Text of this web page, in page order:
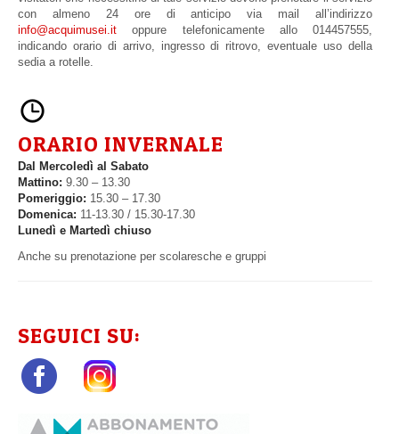
con almeno 24 ore di anticipo via mail all’indirizzo
info@acquimusei.it oppure telefonicamente allo 014457555,
indicando orario di arrivo, ingresso di ritrovo, eventuale uso della
sedia a rotelle.
ORARIO INVERNALE
Dal Mercoledì al Sabato
Mattino: 9.30 – 13.30
Pomeriggio: 15.30 – 17.30
Domenica: 11-13.30 / 15.30-17.30
Lunedì e Martedì chiuso
Anche su prenotazione per scolaresche e gruppi
SEGUICI SU: